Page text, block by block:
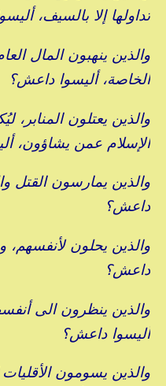
تداولها إلا بالسيف،
والذين ينهبون المال
الخاصة، أليسوا داعش؟
والذين يعتلون المنابر،
الإسلام عمن يشاؤون،
والذين يمارسون القتل
داعش؟
والذين يحلون
داعش؟
والذين ينظرون الى
أليسوا داعش؟
والذين يسومون الأقليات